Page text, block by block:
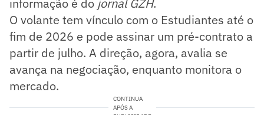
O volante tem vínculo com o Estudiantes até o
fim de 2026 e pode assinar um pré-contrato a
partir de julho. A direção, agora, avalia se
avança na negociação, enquanto monitora o
mercado.
CONTINUA
APÓS A